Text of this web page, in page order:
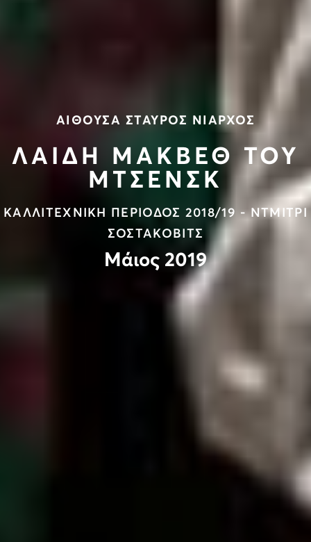
ΑΙΘΟΥΣΑ ΣΤΑΥΡΟΣ ΝΙΑΡΧΟΣ
ΛΑΙΔΗ ΜΑΚΒΕΘ ΤΟΥ
ΜΤΣΕΝΣΚ
ΚΑΛΛΙΤΕΧΝΙΚΗ ΠΕΡΙΟΔΟΣ 2018/19 - ΝΤΜΙΤΡΙ
ΣΟΣΤΑΚΟΒΙΤΣ
Μάιος 2019